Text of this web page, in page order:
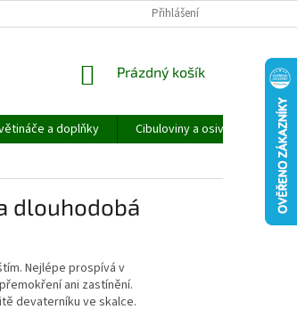
REKLAMACE REKLAMAČNÍ ŘÁD
Přihlášení
NÁKUPNÍ
Prázdný košík
a doplňky Cibuloviny a osivo
dlouhodobá
Nejlépe prospívá v
ani zastínění.
devaterníku ve skalce.